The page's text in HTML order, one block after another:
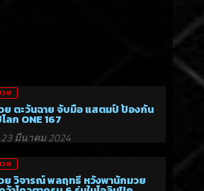
ย
ย ตะวันฉาย จับมือ แสตมป์ ป้องกัน
ลก ONE 167
23 มีนาคม 2024
ย
ย วิจารณ์ พลฤทธิ์ หวังพานักมวย